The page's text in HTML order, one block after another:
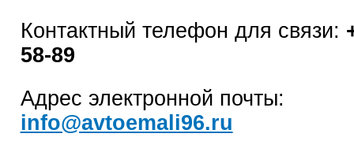
Контактный телефон для связи:
58-89
Адрес электронной почты:
info@avtoemali96.ru